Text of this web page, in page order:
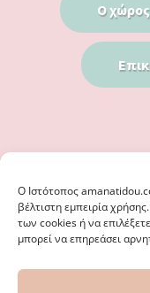
Ο Iστότοπος
βέλτιστη εμπειρία
των cookies ή να
μπορεί να επηρεάσει
Ο